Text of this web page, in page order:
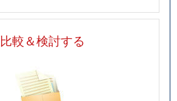
比較＆検討する